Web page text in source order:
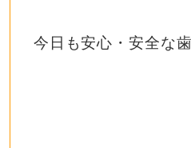
今日も安心・安全な